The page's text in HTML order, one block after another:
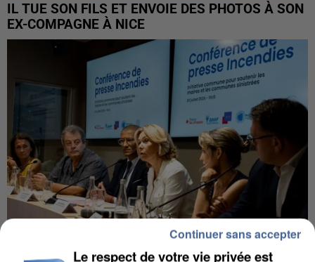
IL TUE SON FILS ET ENVOIE DES PHOTOS À SON
EX-COMPAGNE À NICE
Le respect de votre vie privée est
Continuer sans accepter